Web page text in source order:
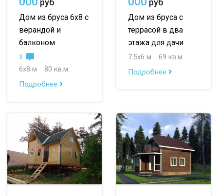
руб
Дом из бруса 6х8 с
верандой и
балконом
3
6х8 м
80 кв.м.
Подробнее
руб
Дом из бруса с
террасой в два
этажа для дачи
7.5х6 м
69 кв.м.
Подробнее